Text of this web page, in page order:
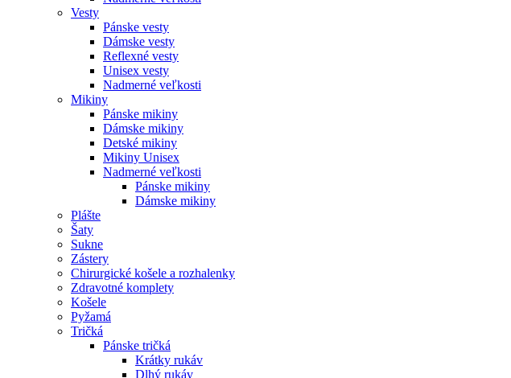
Vesty
Pánske vesty
Dámske vesty
Reflexné vesty
Unisex vesty
Nadmerné veľkosti
Mikiny
Pánske mikiny
Dámske mikiny
Detské mikiny
Mikiny Unisex
Nadmerné veľkosti
Pánske mikiny
Dámske mikiny
Plášte
Šaty
Sukne
Zástery
Chirurgické košele a rozhalenky
Zdravotné komplety
Košele
Pyžamá
Tričká
Pánske tričká
Krátky rukáv
Dlhý rukáv